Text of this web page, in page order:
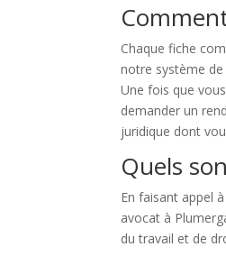
Chaque fiche
notre système de
Une fois que
demander un
juridique dont
Quels
En faisant appel
avocat à
du travail et de